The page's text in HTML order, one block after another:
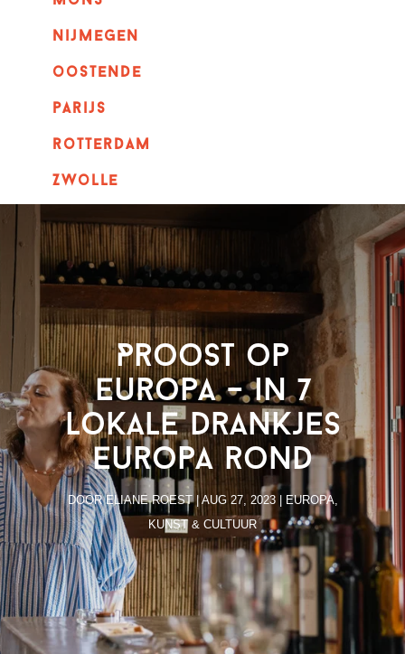
nijmegen
oostende
parijs
rotterdam
Zwolle
Proost op
Europa – in 7
lokale drankjes
Europa rond
DOORELIANE ROEST| AUG 27, 2023| EUROPA,
KUNST & CULTUUR